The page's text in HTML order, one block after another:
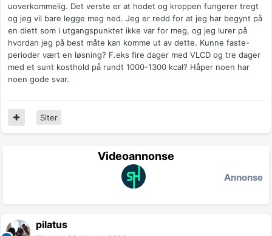
uoverkommelig. Det verste er at hodet og kroppen fungerer tregt
og jeg vil bare legge meg ned. Jeg er redd for at jeg har begynt på
en diett som i utgangspunktet ikke var for meg, og jeg lurer på
hvordan jeg på best måte kan komme ut av dette. Kunne faste-
perioder vært en løsning? F.eks fire dager med VLCD og tre dager
med et sunt kosthold på rundt 1000-1300 kcal? Håper noen har
noen gode svar.
Siter
Videoannonse
Annonse
pilatus